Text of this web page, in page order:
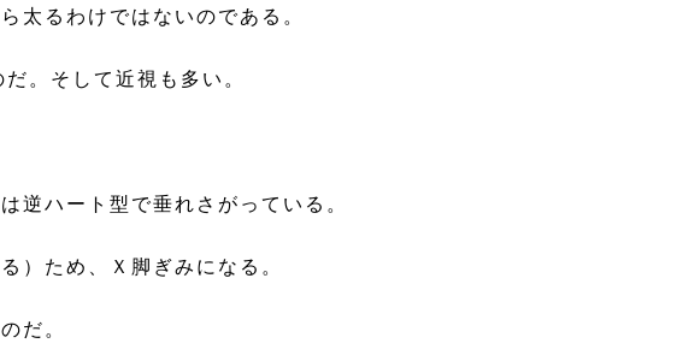
太るわけではないのである。
。そして近視も多い。
逆ハート型で垂れさがっている。
ため、Ｘ脚ぎみになる。
だ。